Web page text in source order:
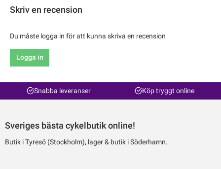
Skriv en recension
Du måste logga in för att kunna skriva en recension
Logga in
Snabba leveranser Köp tryggt online
Sveriges bästa cykelbutik online!
Butik i Tyresö (Stockholm), lager & butik i Söderhamn.